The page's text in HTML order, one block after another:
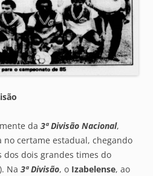
da 3ª Divisão Nacional,
certame estadual, chegando
dos dois grandes times do
). Na 3ª Divisão, o Izabelense, ao